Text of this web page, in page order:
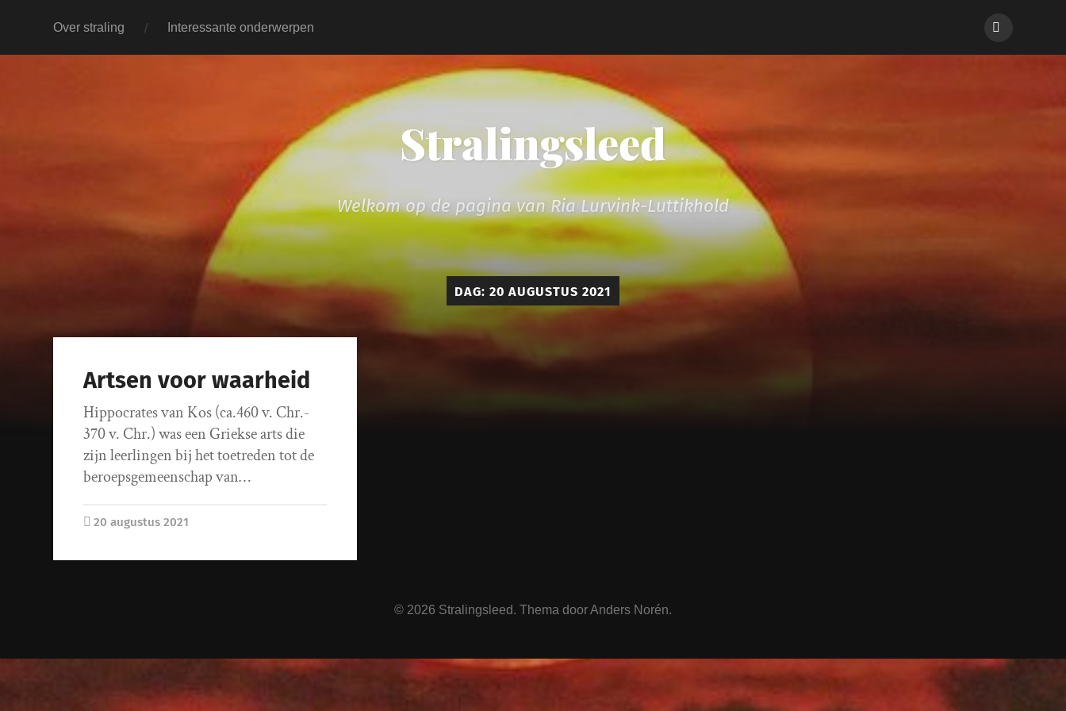
Over straling Interessante onderwerpen Inloggen
Stralingsleed
Welkom op de pagina van Ria Lurvink-Luttikhold
DAG: 20 AUGUSTUS 2021
Artsen voor waarheid
Hippocrates van Kos (ca.460 v. Chr.-
370 v. Chr.) was een Griekse arts die
zijn leerlingen bij het toetreden tot de
beroepsgemeenschap van…
20 augustus 2021
© 2026 Stralingsleed . Thema door Anders Norén